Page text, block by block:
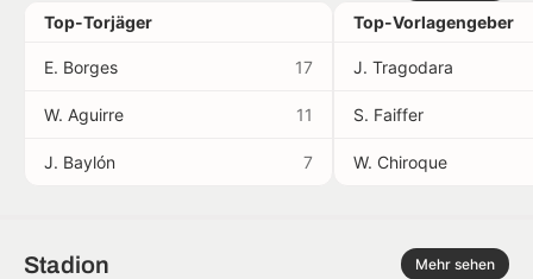
Top-Torjäger
E. Borges 17
W. Aguirre 11
J. Baylón 7
Top-Vorlagengeber
J. Tragodara
S. Faiffer
W. Chiroque
Stadion Mehr sehen